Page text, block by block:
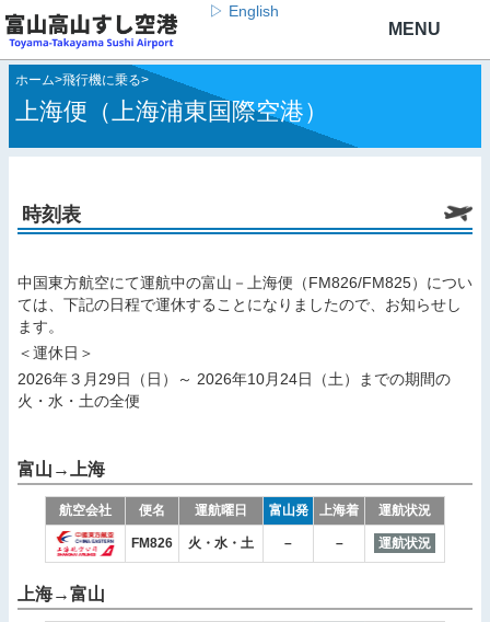
▷ English
ホーム>飛行機に乗る>
上海便（上海浦東国際空港）
時刻表
中国東方航空にて運航中の富山－上海便（FM826/FM825）につい
ては、下記の日程で運休することになりましたので、お知らせし
ます。
＜運休日＞
2026年３月29日（日）～ 2026年10月24日（土）までの期間の
火・水・土の全便
富山→上海
航空会社 便名 運航曜日 富山発 上海着 運航状況
FM826 火・水・土 – – 運航状況
上海→富山